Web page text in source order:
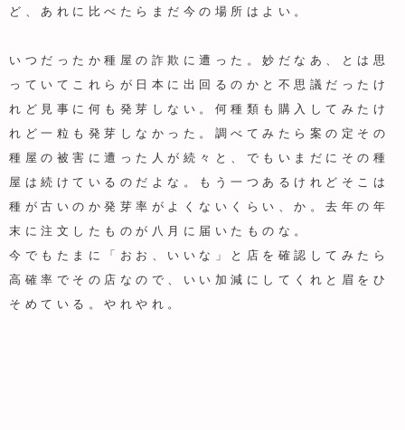
ど、あれに比べたらまだ今の場所はよい。
いつだったか種屋の詐欺に遭った。妙だなあ、とは思
っていてこれらが日本に出回るのかと不思議だったけ
れど見事に何も発芽しない。何種類も購入してみたけ
れど一粒も発芽しなかった。調べてみたら案の定その
種屋の被害に遭った人が続々と、でもいまだにその種
屋は続けているのだよな。もう一つあるけれどそこは
種が古いのか発芽率がよくないくらい、か。去年の年
末に注文したものが八月に届いたものな。
今でもたまに「おお、いいな」と店を確認してみたら
高確率でその店なので、いい加減にしてくれと眉をひ
そめている。やれやれ。